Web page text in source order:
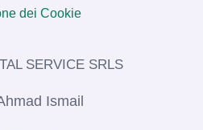
dei Cookie
SERVICE SRLS​
Ismail